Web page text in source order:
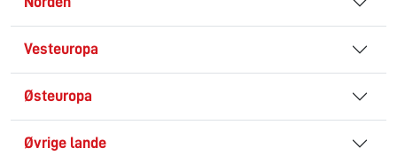
Vesteuropa
Østeuropa
Øvrige lande